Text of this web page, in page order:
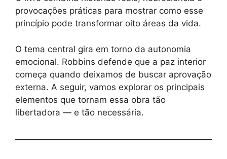
provocações práticas para mostrar como esse
princípio pode transformar oito áreas da vida.
O tema central gira em torno da autonomia
emocional. Robbins defende que a paz interior
começa quando deixamos de buscar aprovação
externa. A seguir, vamos explorar os principais
elementos que tornam essa obra tão
libertadora — e tão necessária.